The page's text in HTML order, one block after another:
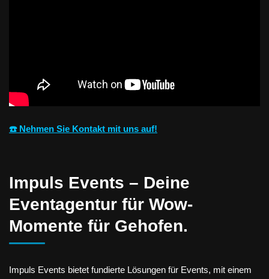
☎️ Nehmen Sie Kontakt mit uns auf!
Impuls Events – Deine
Eventagentur für Wow-
Momente für Gehofen.
Impuls Events bietet fundierte Lösungen für Events, mit einem